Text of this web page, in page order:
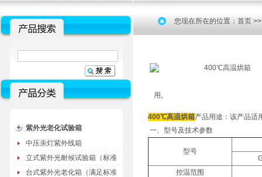
紫外光老化试验箱
中压汞灯紫外线箱
立式紫外光耐候试验箱（标准
型）
台式紫外光老化箱（满足标准
您现在所在的位置： 首页
用。
400℃高温烘箱产品用途：该产品适
一、型号及技术参数
型号
控温范围